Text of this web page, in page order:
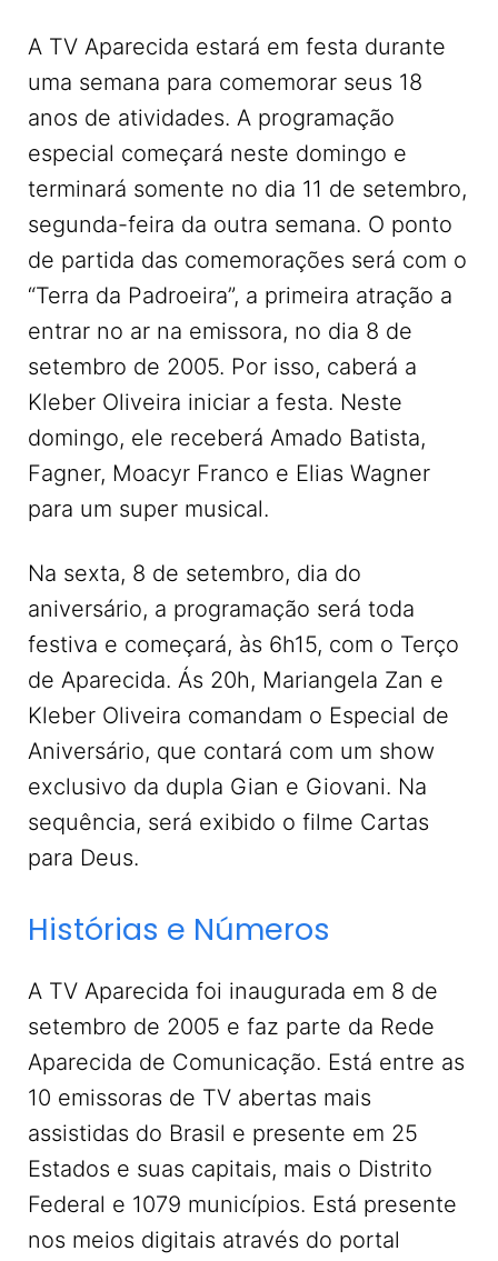
A TV Aparecida estará em festa durante
uma semana para comemorar seus 18
anos de atividades. A programação
especial começará neste domingo e
terminará somente no dia 11 de setembro,
segunda-feira da outra semana. O ponto
de partida das comemorações será com o
“Terra da Padroeira”, a primeira atração a
entrar no ar na emissora, no dia 8 de
setembro de 2005. Por isso, caberá a
Kleber Oliveira iniciar a festa. Neste
domingo, ele receberá Amado Batista,
Fagner, Moacyr Franco e Elias Wagner
para um super musical.
Na sexta, 8 de setembro, dia do
aniversário, a programação será toda
festiva e começará, às 6h15, com o Terço
de Aparecida. Ás 20h, Mariangela Zan e
Kleber Oliveira comandam o Especial de
Aniversário, que contará com um show
exclusivo da dupla Gian e Giovani. Na
sequência, será exibido o filme Cartas
para Deus.
Histórias e Números
A TV Aparecida foi inaugurada em 8 de
setembro de 2005 e faz parte da Rede
Aparecida de Comunicação. Está entre as
10 emissoras de TV abertas mais
assistidas do Brasil e presente em 25
Estados e suas capitais, mais o Distrito
Federal e 1079 municípios. Está presente
nos meios digitais através do portal